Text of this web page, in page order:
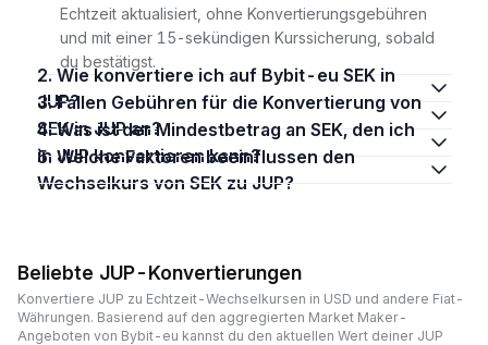
Echtzeit aktualisiert, ohne Konvertierungsgebühren
und mit einer 15-sekündigen Kurssicherung, sobald
du bestätigst.
2. Wie konvertiere ich auf Bybit-eu SEK in
JUP?
3. Fallen Gebühren für die Konvertierung von
SEK in JUP an?
4. Was ist der Mindestbetrag an SEK, den ich
in JUP konvertieren kann?
5. Welche Faktoren beeinflussen den
Wechselkurs von SEK zu JUP?
Beliebte JUP-Konvertierungen
Konvertiere JUP zu Echtzeit-Wechselkursen in USD und andere Fiat-
Währungen. Basierend auf den aggregierten Market Maker-
Angeboten von Bybit-eu kannst du den aktuellen Wert deiner JUP